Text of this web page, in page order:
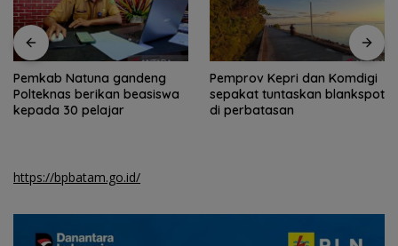
Pemkab Natuna gandeng
Polteknas berikan beasiswa
kepada 30 pelajar
Pemprov Kepri dan Komdigi
sepakat tuntaskan blankspot
di perbatasan
https://bpbatam.go.id/